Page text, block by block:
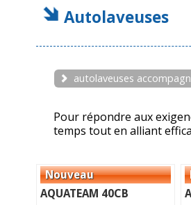
Autolaveuses
autolaveuses
Pour répondre aux
temps tout en alliant
AQUATEAM 40CB